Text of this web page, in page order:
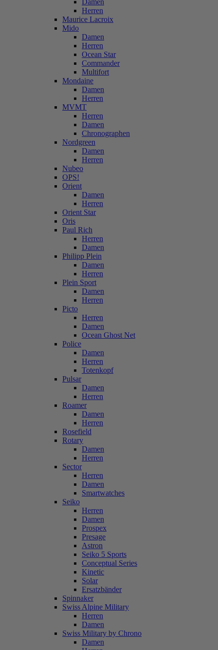
Damen
Herren
Maurice Lacroix
Mido
Damen
Herren
Ocean Star
Commander
Multifort
Mondaine
Damen
Herren
MVMT
Herren
Damen
Chronographen
Nordgreen
Damen
Herren
Nubeo
OPS!
Orient
Damen
Herren
Orient Star
Oris
Paul Rich
Herren
Damen
Philipp Plein
Damen
Herren
Plein Sport
Damen
Herren
Picto
Herren
Damen
Ocean Ghost Net
Police
Damen
Herren
Totenkopf
Pulsar
Damen
Herren
Roamer
Damen
Herren
Rosefield
Rotary
Damen
Herren
Sector
Herren
Damen
Smartwatches
Seiko
Herren
Damen
Prospex
Presage
Astron
Seiko 5 Sports
Conceptual Series
Kinetic
Solar
Ersatzbänder
Spinnaker
Swiss Alpine Military
Herren
Damen
Swiss Military by Chrono
Damen